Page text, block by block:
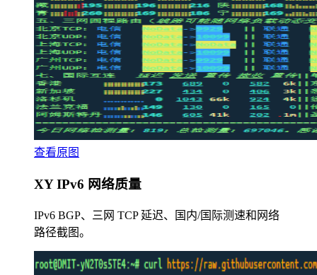
查看原图
XY IPv6 网络质量
IPv6 BGP、三网 TCP 延迟、国内/国际测速和网络
路径截图。